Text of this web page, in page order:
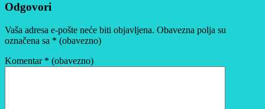
Odgovori
Vaša adresa e-pošte neće biti objavljena. Obavezna polja su
označena sa * (obavezno)
Komentar * (obavezno)